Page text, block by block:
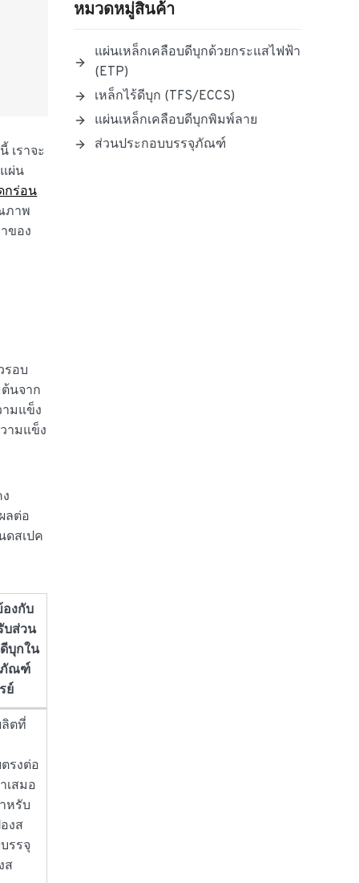
เราจะ
ผ่น
กร่อน
ภาพ
ของ
รอบ
นจาก
มแข็ง
ามแข็ง
ลต่อ
ดสเปค
องกับ
บส่วน
บุกใน
ภัณฑ์
ย์
ลิตที่
รงต่อ
เสมอ
หรับ
งส
รรจุ
ส
หมวดหมู่สินค้า
แผ่นเหล็กเคลือบดีบุกด้วยกระแสไฟฟ้า
(ETP)
เหล็กไร้ดีบุก (TFS/ECCS)
แผ่นเหล็กเคลือบดีบุกพิมพ์ลาย
ส่วนประกอบบรรจุภัณฑ์